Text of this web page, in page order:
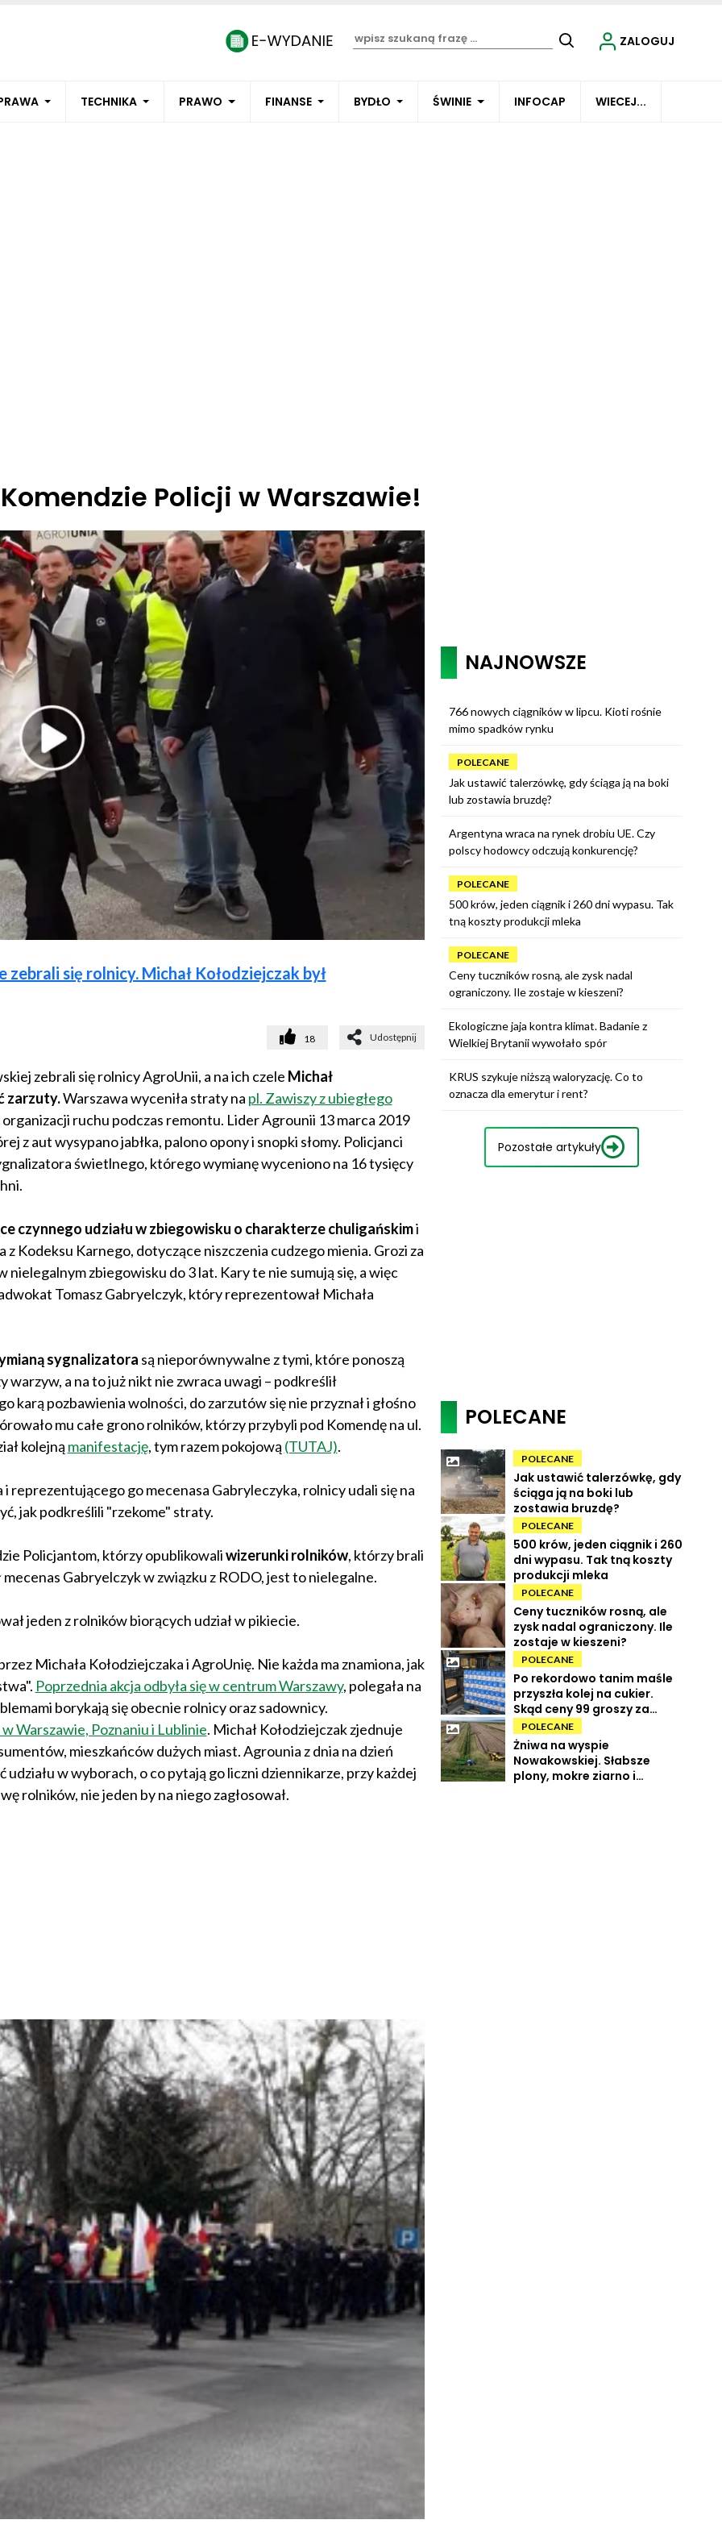
TECHNIKA PRAWO FINANSE BYDŁO ŚWINIE INFOCAP WIECEJ...
ZALOGUJ
Policji w Warszawie!
się rolnicy. Michał Kołodziejczak był
18 Udostępnij
zebrali się rolnicy AgroUnii, a na ich czele Michał
zarzuty.Warszawa wyceniła straty na pl. Zawiszy z ubiegłego
organizacji ruchu podczas remontu. Lider Agrounii 13 marca 2019
z aut wysypano jabłka, palono opony i snopki słomy. Policjanci
świetlnego, którego wymianę wyceniono na 16 tysięcy
czynnego udziału w zbiegowisku o charakterze chuligańskimi
Kodeksu Karnego, dotyczące niszczenia cudzego mienia. Grozi za
nielegalnym zbiegowisku do 3 lat. Kary te nie sumują się, a więc
Tomasz Gabryelczyk, który reprezentował Michała
sygnalizatora są nieporównywalne z tymi, które ponoszą
a na to już nikt nie zwraca uwagi – podkreślił
karą pozbawienia wolności, do zarzutów się nie przyznał i głośno
mu całe grono rolników, którzy przybyli pod Komendę na ul.
kolejną manifestację, tym razem pokojową (TUTAJ).
reprezentującego go mecenasa Gabryleczyka, rolnicy udali się na
jak podkreślili "rzekome" straty.
Policjantom, którzy opublikowaliwizerunki rolników, którzy brali
Gabryelczyk w związku z RODO, jest to nielegalne.
jeden z rolników biorących udział w pikiecie.
Michała Kołodziejczaka i AgroUnię. Nie każda ma znamiona, jak
Poprzednia akcja odbyła się w centrum Warszawy, polegała na
borykają się obecnie rolnicy oraz sadownicy.
Warszawie, Poznaniu i Lublinie. Michał Kołodziejczak zjednuje
mieszkańców dużych miast. Agrounia z dnia na dzień
udziału w wyborach, o co pytają go liczni dziennikarze, przy każdej
rolników, nie jeden by na niego zagłosował.
NAJNOWSZE
766 nowych ciągników w lipcu. Kioti rośnie
mimo spadków rynku
POLECANE
Jak ustawić talerzówkę, gdy ściąga ją na boki
lub zostawia bruzdę?
Argentyna wraca na rynek drobiu UE. Czy
polscy hodowcy odczują konkurencję?
POLECANE
500 krów, jeden ciągnik i 260 dni wypasu. Tak
tną koszty produkcji mleka
POLECANE
Ceny tuczników rosną, ale zysk nadal
ograniczony. Ile zostaje w kieszeni?
Ekologiczne jaja kontra klimat. Badanie z
Wielkiej Brytanii wywołało spór
KRUS szykuje niższą waloryzację. Co to
oznacza dla emerytur i rent?
Pozostałe artykuły
POLECANE
POLECANE
Jak ustawić talerzówkę, gdy
ściąga ją na boki lub
zostawia bruzdę?
POLECANE
500 krów, jeden ciągnik i 260
dni wypasu. Tak tną koszty
produkcji mleka
POLECANE
Ceny tuczników rosną, ale
zysk nadal ograniczony. Ile
zostaje w kieszeni?
POLECANE
Po rekordowo tanim maśle
przyszła kolej na cukier.
Skąd ceny 99 groszy za
kilogram?
POLECANE
Żniwa na wyspie
Nowakowskiej. Słabsze
plony, mokre ziarno i